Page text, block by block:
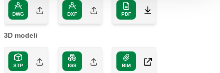
DWG DXF PDF
3D modeli
STP IGS BIM